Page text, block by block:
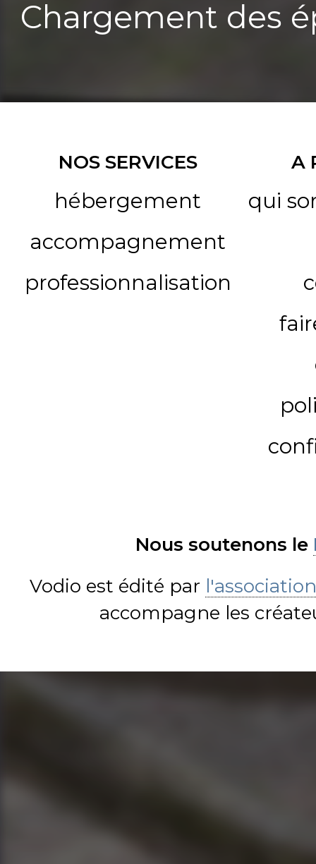
Chargement des
NOS SERVICES
hébergement
accompagnement
professionnalisation
A
qui